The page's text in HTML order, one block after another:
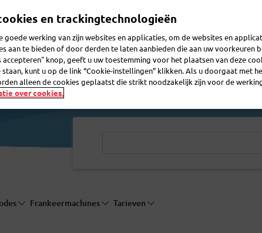
Pakjes verzenden Post verzenden Post ontvangen
Frankeermachines Tarieven
en trackingtechnologieën
werking van zijn websites en applicaties, om de websites en
aan te bieden of door derden te laten aanbieden die aan uw voorkeuren
knop, geeft u uw toestemming voor het plaatsen van deze
kunt u op de link “Cookie-instellingen” klikken. Als u doorgaat met
alleen de cookies geplaatst die strikt noodzakelijk zijn voor de
over cookies.